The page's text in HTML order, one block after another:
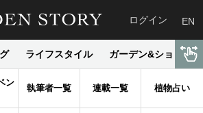
ログイン EN
ライフスタイル ガーデン&ショップ
ン
執筆者一覧 連載一覧 植物占い